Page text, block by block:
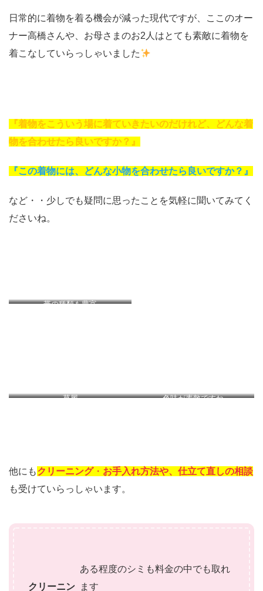
日常的に着物を着る機会が減った現代ですが、ここのオー
ナー高橋さんや、お母さまのお2人はとても素敵に着物を
着こなしていらっしゃいました
『着物をこういう場に着ていきたいのだけれど、どんな着
物を合わせたら良いですか？』
『この着物には、どんな小物を合わせたら良いですか？』
など・・少しでも疑問に思ったことを気軽に聞いてみてく
ださいね。
帯の種類も豊富
草履 色味が素敵ですね
他にもクリーニング・ お手入れ方法や、仕立て直しの相談
も受けていらっしゃいます。
クリーニン
ある程度のシミも料金の中でも取れ
ます